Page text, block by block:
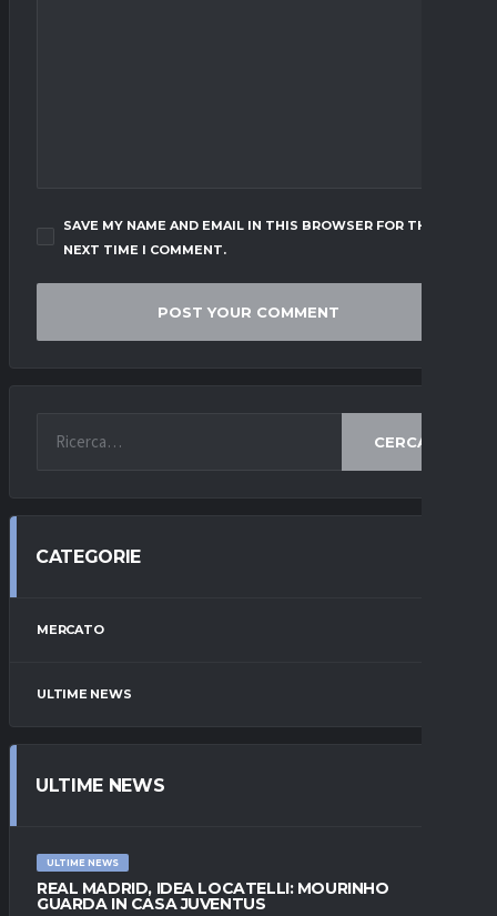
SAVE MY NAME AND EMAIL IN THIS BROWSER FOR THE
NEXT TIME I COMMENT.
CERCA
CATEGORIE
MERCATO
ULTIME NEWS
ULTIME NEWS
ULTIME NEWS
REAL MADRID, IDEA LOCATELLI: MOURINHO
GUARDA IN CASA JUVENTUS